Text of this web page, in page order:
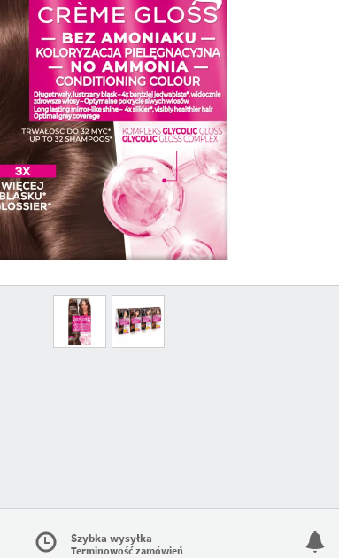
Szybka wysyłka
Terminowość zamówień